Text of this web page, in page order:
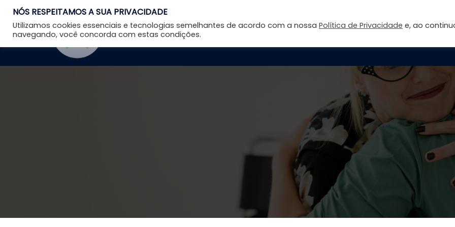
NÓS RESPEITAMOS A SUA PRIVACIDADE
Utilizamos cookies essenciais e tecnologias semelhantes de acordo com a nossa Política de Privacidade e, ao
navegando, você concorda com estas condições.